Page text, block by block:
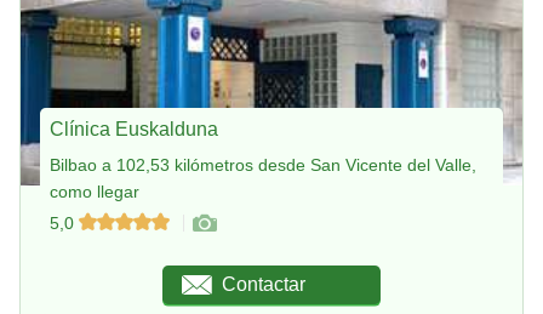
Clínica Euskalduna
Bilbao a 102,53 kilómetros desde San Vicente del Valle,
como llegar
5,0
Contactar